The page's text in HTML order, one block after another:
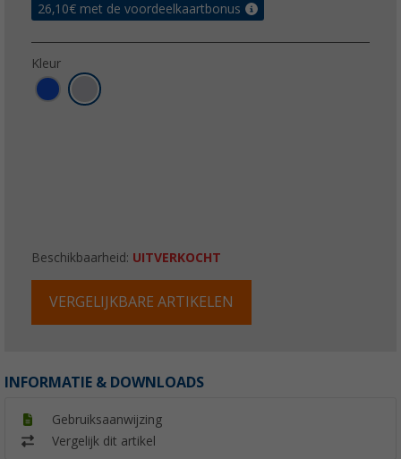
26,10€ met de voordeelkaartbonus
Kleur
Beschikbaarheid: UITVERKOCHT
VERGELIJKBARE ARTIKELEN
INFORMATIE & DOWNLOADS
Gebruiksaanwijzing
Vergelijk dit artikel